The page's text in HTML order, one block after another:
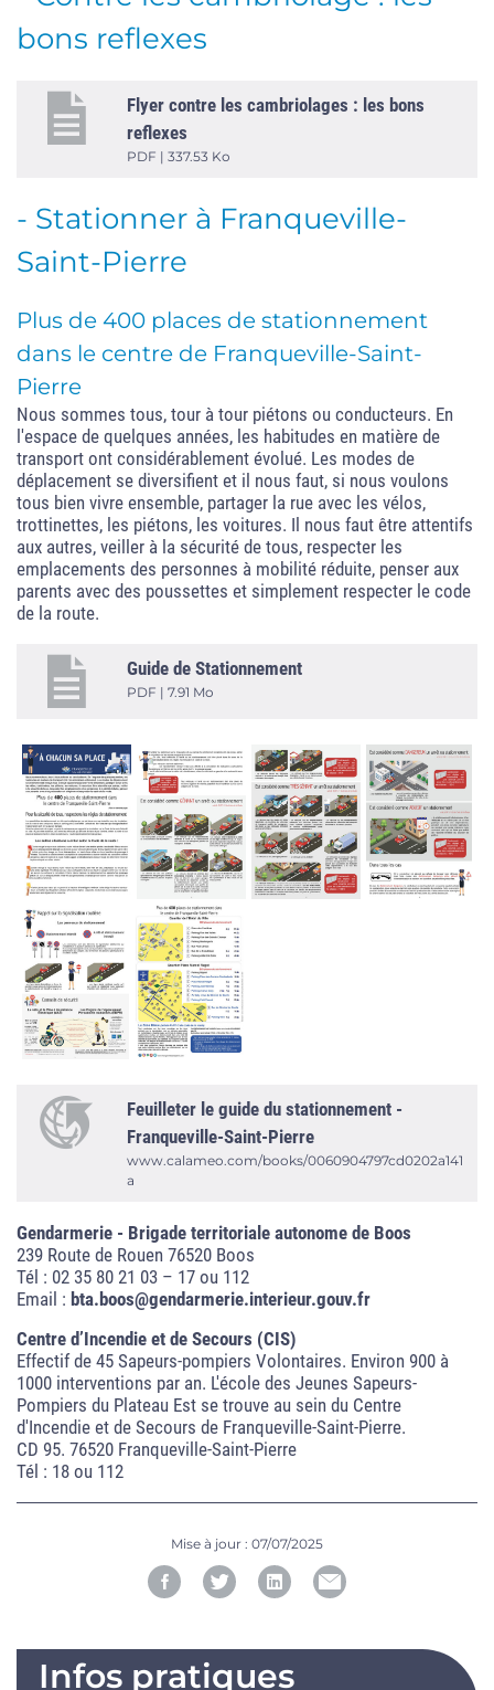
bons reflexes
Flyer contre les cambriolages : les bons
reflexes
PDF | 337.53 Ko
- Stationner à Franqueville-
Saint-Pierre
Plus de 400 places de stationnement
dans le centre de Franqueville-Saint-
Pierre
Nous sommes tous, tour à tour piétons ou conducteurs. En
l'espace de quelques années, les habitudes en matière de
transport ont considérablement évolué. Les modes de
déplacement se diversifient et il nous faut, si nous voulons
tous bien vivre ensemble, partager la rue avec les vélos,
trottinettes, les piétons, les voitures. Il nous faut être attentifs
aux autres, veiller à la sécurité de tous, respecter les
emplacements des personnes à mobilité réduite, penser aux
parents avec des poussettes et simplement respecter le code
de la route.
Guide de Stationnement
PDF | 7.91 Mo
Feuilleter le guide du stationnement -
Franqueville-Saint-Pierre
www.calameo.com/books/0060904797cd0202a141
a
Gendarmerie - Brigade territoriale autonome de Boos
239 Route de Rouen 76520 Boos
Tél : 02 35 80 21 03 – 17 ou 112
Email : bta.boos@gendarmerie.interieur.gouv.fr
Centre d’Incendie et de Secours (CIS)
Effectif de 45 Sapeurs-pompiers Volontaires. Environ 900 à
1000 interventions par an. L'école des Jeunes Sapeurs-
Pompiers du Plateau Est se trouve au sein du Centre
d'Incendie et de Secours de Franqueville-Saint-Pierre.
CD 95. 76520 Franqueville-Saint-Pierre
Tél : 18 ou 112
Mise à jour : 07/07/2025
Infos pratiques